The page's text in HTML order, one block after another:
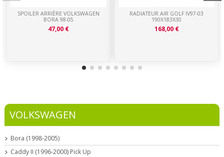
SPOILER ARRIÈRE VOLKSWAGEN
BORA 98-05
47,00 €
RADIATEUR AIR GOLF IV97-03
190X183X30
168,00 €
VOLKSWAGEN
Bora (1998-2005)
Caddy II (1996-2000) Pick Up